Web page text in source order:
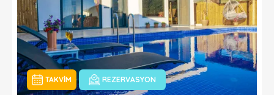
TAKVIM REZERVASYON